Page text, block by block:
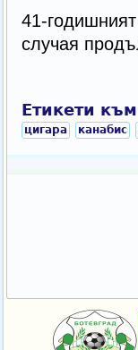
41-
случая
Етикети
цигара канабис